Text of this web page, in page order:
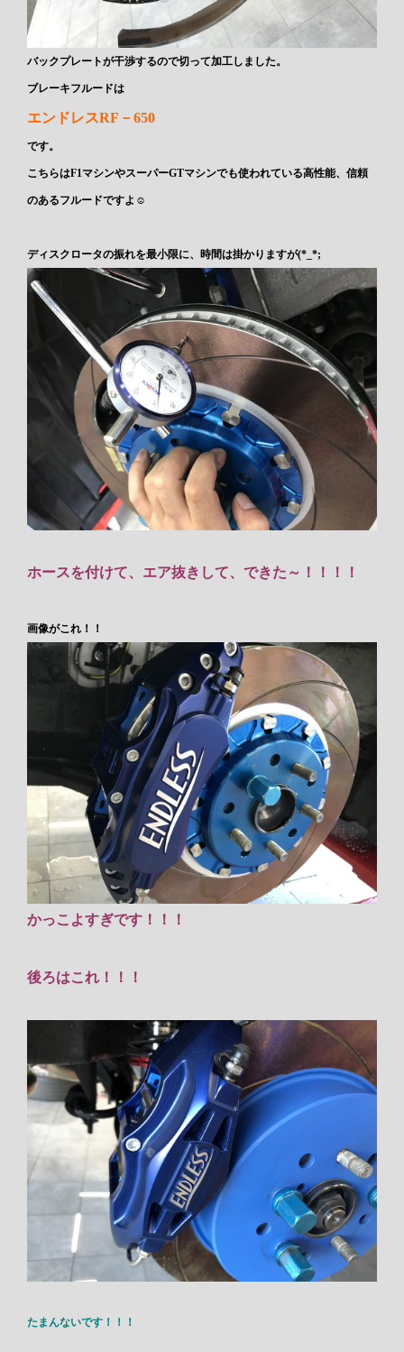
バックプレートが干渉するので切って加工しました。
ブレーキフルードは
エンドレスRF－650
です。
こちらはF1マシンやスーパーGTマシンでも使われている高性能、信頼
のあるフルードですよ☺
ディスクロータの振れを最小限に、時間は掛かりますが(*_*;
ホースを付けて、エア抜きして、できた～！！！！
画像がこれ！！
かっこよすぎです！！！
後ろはこれ！！！
たまんないです！！！